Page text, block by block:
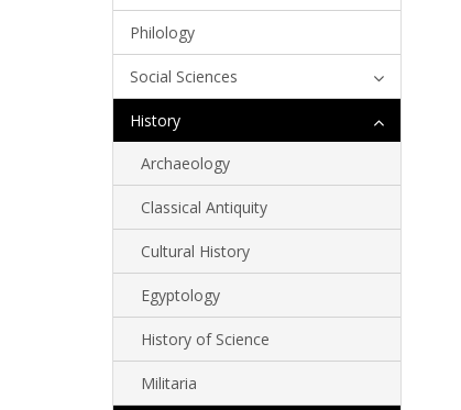
Philology
Social Sciences
History
Archaeology
Classical Antiquity
Cultural History
Egyptology
History of Science
Militaria